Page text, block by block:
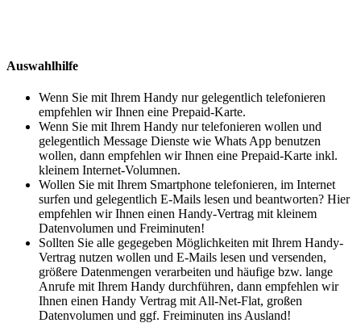
Auswahlhilfe
Wenn Sie mit Ihrem Handy nur gelegentlich telefonieren
empfehlen wir Ihnen eine Prepaid-Karte.
Wenn Sie mit Ihrem Handy nur telefonieren wollen und
gelegentlich Message Dienste wie Whats App benutzen
wollen, dann empfehlen wir Ihnen eine Prepaid-Karte inkl.
kleinem Internet-Volumnen.
Wollen Sie mit Ihrem Smartphone telefonieren, im Internet
surfen und gelegentlich E-Mails lesen und beantworten? Hier
empfehlen wir Ihnen einen Handy-Vertrag mit kleinem
Datenvolumen und Freiminuten!
Sollten Sie alle gegegeben Möglichkeiten mit Ihrem Handy-
Vertrag nutzen wollen und E-Mails lesen und versenden,
größere Datenmengen verarbeiten und häufige bzw. lange
Anrufe mit Ihrem Handy durchführen, dann empfehlen wir
Ihnen einen Handy Vertrag mit All-Net-Flat, großen
Datenvolumen und ggf. Freiminuten ins Ausland!